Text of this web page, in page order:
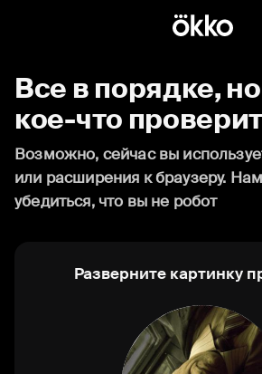
Все в порядке,
кое-что
Возможно, сейчас вы
или расширения к браузеру.
убедиться, что вы не робот
Разверните картинку